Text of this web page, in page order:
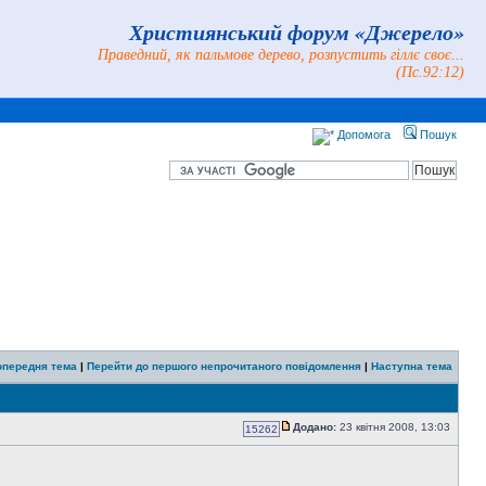
Християнський форум «Джерело»
Праведний, як пальмове дерево, розпустить гіллє своє...
(Пс.92:12)
Допомога Пошук
тема | Перейти до першого непрочитаного повідомлення | Наступна тема
15262 Додано: 23 квітня 2008, 13:03